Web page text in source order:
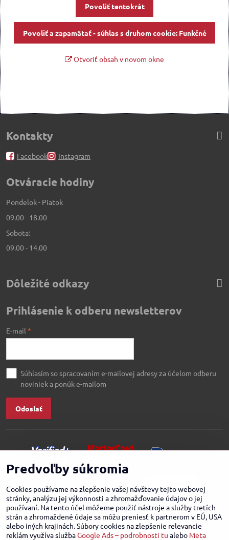
Povoliť tentokrát
Povoliť a zapamätať - súhlas s druhom cookie: Funkčné
Otvoriť obsah v novom okne
Kontakty
Facebook Instagram
Otváracie hodiny
Pondelok - Piatok
09.00 - 18.00
Sobota:
09.00 - 14.00
Dôležité odkazy
Prihlásenie k odberu newsletterov
E-mail *
Súhlasím so spracovaním e-mailovej adresy za účelom odberu
noviniek a ponúk e-mailom
Odoslať
Predvoľby súkromia
Cookies používame na zlepšenie vašej návštevy tejto webovej
stránky, analýzu jej výkonnosti a zhromažďovanie údajov o jej
používaní. Na tento účel môžeme použiť nástroje a služby tretích
strán a zhromaždené údaje sa môžu preniesť k partnerom v EÚ, USA
alebo iných krajinách. Súbory cookies na zlepšenie relevancie
reklám využíva službaGoogle Ads – podrobnosti tu alebo Meta